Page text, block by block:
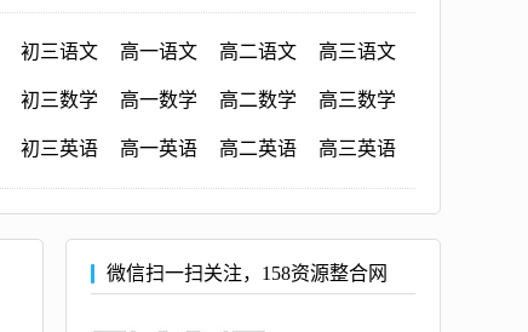
初三语文 高一语文 高二语文 高三语文
初三数学 高一数学 高二数学 高三数学
初三英语 高一英语 高二英语 高三英语
微信扫一扫关注，158资源整合网